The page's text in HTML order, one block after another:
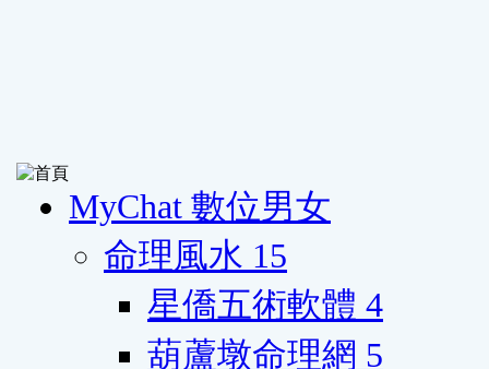
MyChat 數位男女
命理風水 15
星僑五術軟體 4
葫蘆墩命理網 5